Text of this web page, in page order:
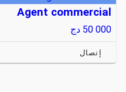
Agent commercial
50 000 دج
إتصال